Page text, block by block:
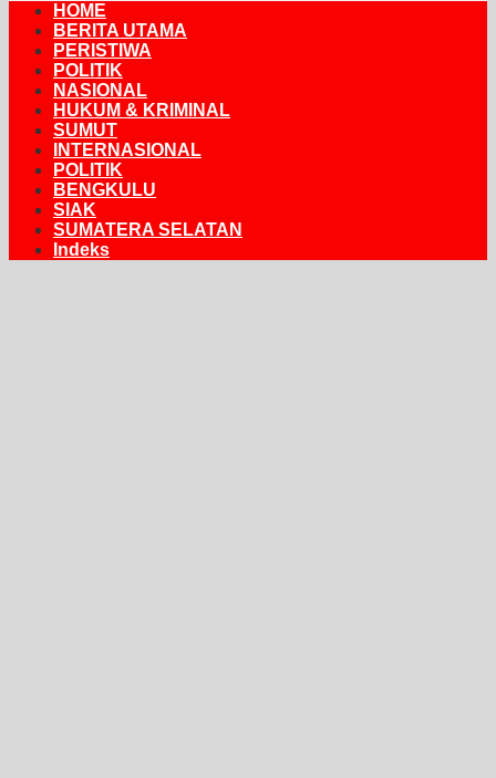
HOME
BERITA UTAMA
PERISTIWA
POLITIK
NASIONAL
HUKUM & KRIMINAL
SUMUT
INTERNASIONAL
POLITIK
BENGKULU
SIAK
SUMATERA SELATAN
Indeks